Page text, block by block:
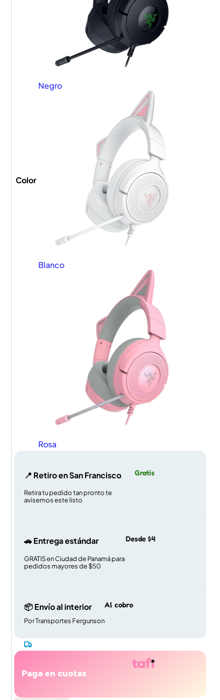
Color
Negro
Blanco
Rosa
📍 Retiro en San Francisco
Retira tu pedido tan pronto te
avisemos este listo
Gratis
🚗 Entrega estándar
GRATIS en Ciudad de Panamá para
pedidos mayores de $50
Desde $4
📦 Envío al interior
Por Transportes Fergunson
Al cobro
Paga en cuotas